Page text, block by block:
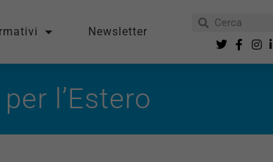
Newsletter
l’Estero